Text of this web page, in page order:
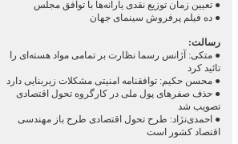
● تعیین زمان توزیع نقدی یارانه‌ها با توافق مجلس
● ده فیلم پرفروش سینمای جهان
رسالت:
● متکی: آژانس رسما نظارت بر تمامی مواد هسته‌ای را
تائید کرد
● محسن حکیم: توافقنامه امنیتی مشکلا‌ت زیربنایی دارد
● حذف صفرهای پول ملی در کارگروه تحول اقتصادی
تصویب شد
● احمدی‌نژاد: طرح تحول اقتصادی طرح باز مهندسی
اقتصاد کشور است